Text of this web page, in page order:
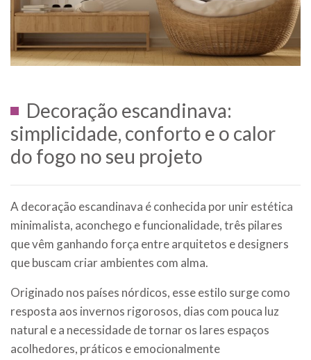
Decoração escandinava:
simplicidade, conforto e o calor
do fogo no seu projeto
A decoração escandinava é conhecida por unir estética
minimalista, aconchego e funcionalidade, três pilares
que vêm ganhando força entre arquitetos e designers
que buscam criar ambientes com alma.
Originado nos países nórdicos, esse estilo surge como
resposta aos invernos rigorosos, dias com pouca luz
natural e a necessidade de tornar os lares espaços
acolhedores, práticos e emocionalmente